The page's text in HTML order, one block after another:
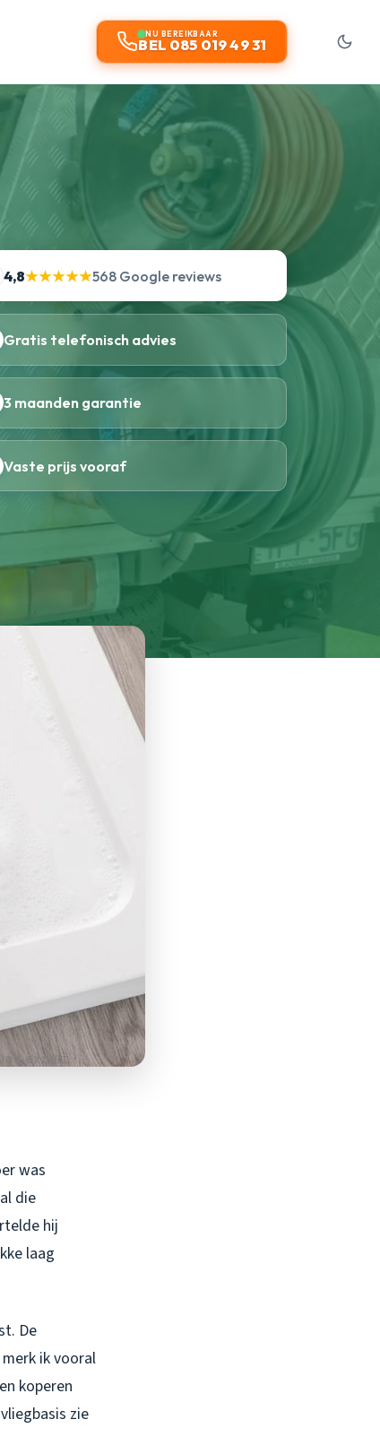
NU BEREIKBAAR
BEL 085 019 49 31
4,8★★★★★568 Google reviews
Gratis telefonisch advies
3 maanden garantie
Vaste prijs vooraf
was
die
hij
laag
De
ik vooral
koperen
zie